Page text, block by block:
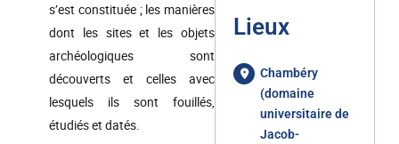
s’est constituée ; les manières
dont les sites et les objets
archéologiques sont
découverts et celles avec
lesquels ils sont fouillés,
étudiés et datés.
Lieux
Chambéry
(domaine
universitaire de
Jacob-